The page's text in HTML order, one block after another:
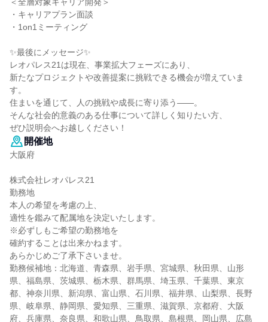
・キャリアプラン面談
・1on1ミーティング
✨最後にメッセージ✨
レオパレス21は現在、事業拡大フェーズにあり、
新たなプロジェクトや改善提案に挑戦できる機会が増えていま
す。
住まいを通じて、人の挑戦や成長に寄り添う――。
そんな社会的意義のある仕事について詳しく知りたい方、
ぜひ説明会へお越しください！
開催地
大阪府
株式会社レオパレス21
勤務地
本人の希望を考慮の上、
適性を鑑みて配属地を決定いたします。
※必ずしもご希望の勤務地を
確約することは出来かねます。
あらかじめご了承下さいませ。
勤務候補地：北海道、青森県、岩手県、宮城県、秋田県、山形
県、福島県、茨城県、栃木県、群馬県、埼玉県、千葉県、東京
都、神奈川県、新潟県、富山県、石川県、福井県、山梨県、長野
県、岐阜県、静岡県、愛知県、三重県、滋賀県、京都府、大阪
府、兵庫県、奈良県、和歌山県、鳥取県、島根県、岡山県、広島